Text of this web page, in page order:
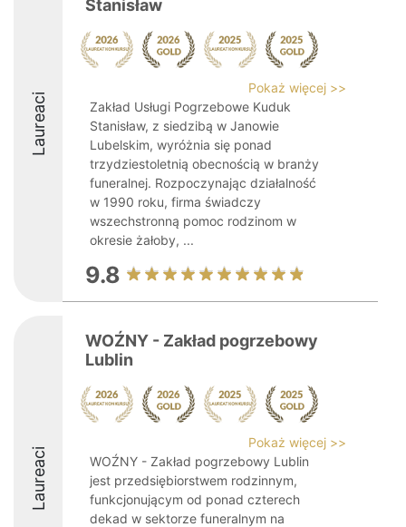
Laureaci
Stanisław
Pokaż więcej >>
Zakład Usługi Pogrzebowe Kuduk
Stanisław, z siedzibą w Janowie
Lubelskim, wyróżnia się ponad
trzydziestoletnią obecnością w branży
funeralnej. Rozpoczynając działalność
w 1990 roku, firma świadczy
wszechstronną pomoc rodzinom w
okresie żałoby, ...
9.8
Laureaci
WOŹNY - Zakład pogrzebowy
Lublin
Pokaż więcej >>
WOŹNY - Zakład pogrzebowy Lublin
jest przedsiębiorstwem rodzinnym,
funkcjonującym od ponad czterech
dekad w sektorze funeralnym na